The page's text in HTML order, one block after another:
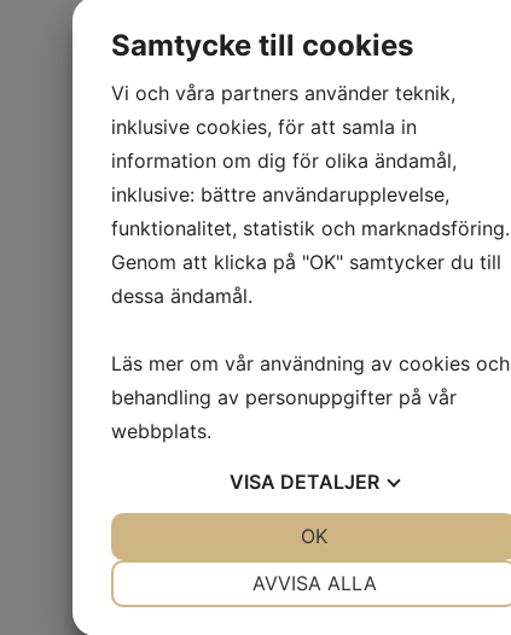
Samtycke till cookies
Vi och våra partners använder teknik,
inklusive cookies, för att samla in
information om dig för olika ändamål,
inklusive: bättre användarupplevelse,
funktionalitet, statistik och marknadsföring.
Genom att klicka på "OK" samtycker du till
dessa ändamål.
Läs mer om vår användning av cookies och
behandling av personuppgifter på vår
webbplats.
VISA DETALJER
AVVISA ALLA
OK